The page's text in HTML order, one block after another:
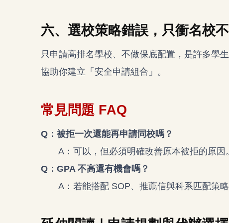
六、選校策略錯誤，只衝名校
只申請高排名學校、不做保底配置，是許多學
協助你建立「安全申請組合」。
常見問題 FAQ
Q：被拒一次還能再申請同校嗎？
A：可以，但必須明確改善原本被拒的原因。
Q：GPA 不高還有機會嗎？
A：若能搭配 SOP、推薦信與科系匹配策略